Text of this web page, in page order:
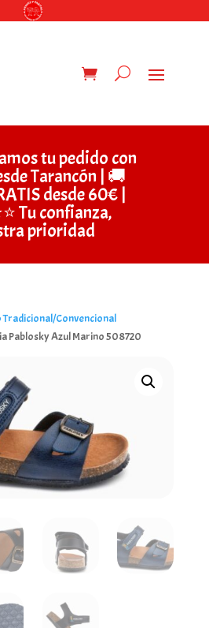
tu pedido con
Tarancón | 🚚
desde 60€ |
Tu confianza,
prioridad
Tradicional/Convencional
Pablosky Azul Marino 508720